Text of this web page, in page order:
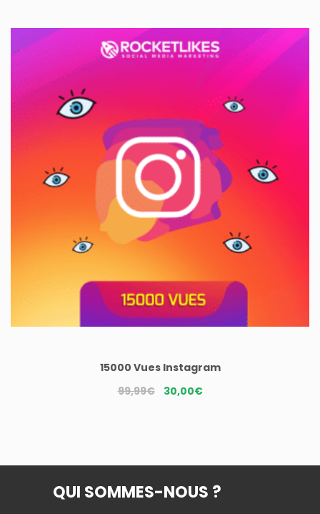
initial
était :
actuel
est :
15000 Vues Instagram
99,99€ Le
99,99€.
30,00€Le
30,00€.
QUI SOMMES-NOUS ?